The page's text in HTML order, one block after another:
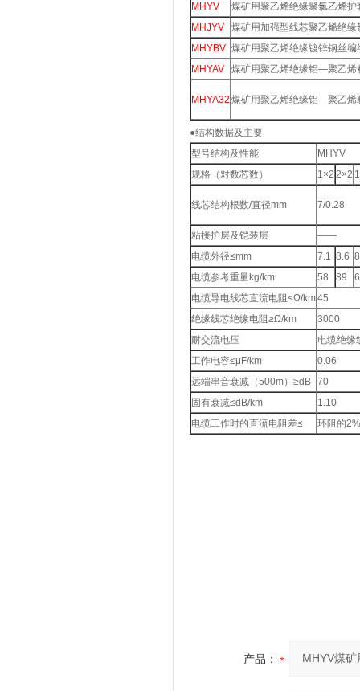
MHYV
煤矿用聚乙烯绝缘聚氯乙烯护
MHJYV
煤矿用加强型线芯聚乙烯绝
MHYBV 煤矿用聚乙烯绝缘镀锌钢丝
MHYAV
煤矿用聚乙烯绝缘铝—聚乙烯
MHYA32 煤矿用聚乙烯绝缘铝—聚乙烯
●结构数据及主要
型号结构及性能
MHYV
规格（对数芯数）
1×2 2×2
线芯结构根数/直径mm 7/0.28
粘接护层及铠装层
——
电缆外径≤mm
7.1 8.6
电缆参考重量kg/km
58 89
电缆导电线芯直流电阻≤Ω/km45
绝缘线芯绝缘电阻≥Ω/km
3000
耐交流电压
电缆绝缘
工作电容≤μF/km
0.06
远端串音衰减（500m）≥dB 70
固有衰减≤dB/km
1.10
电缆工作时的直流电阻差≤
环阻的
产品：